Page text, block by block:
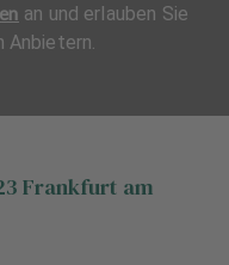
Frankfurt am
an und erlauben Sie
Anbietern.